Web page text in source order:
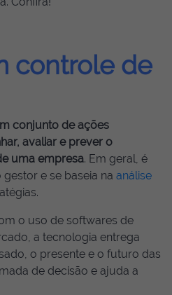
controle de
conjunto de ações
avaliar e prever o
uma empresa. Em geral, é
e se baseia na análise
o uso de softwares de
a tecnologia entrega
o presente e o futuro das
de decisão e ajuda a